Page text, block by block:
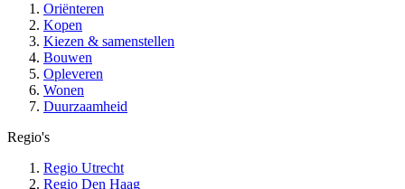
Oriënteren
Kopen
Kiezen & samenstellen
Bouwen
Opleveren
Wonen
Duurzaamheid
Regio's
Regio Utrecht
Regio Den Haag